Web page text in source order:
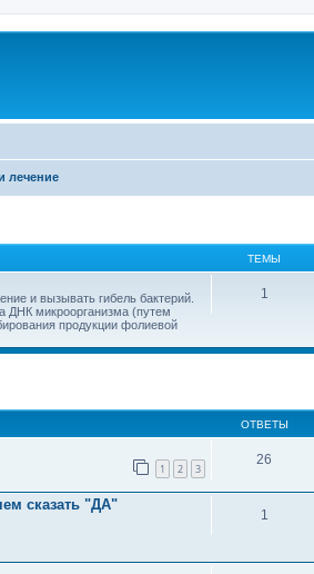
лечение
ТЕМЫ
и вызывать гибель бактерий.
ДНК микроорганизма (путем
продукции фолиевой
1
ОТВЕТЫ
1 2 3
26
сказать "ДА"
1